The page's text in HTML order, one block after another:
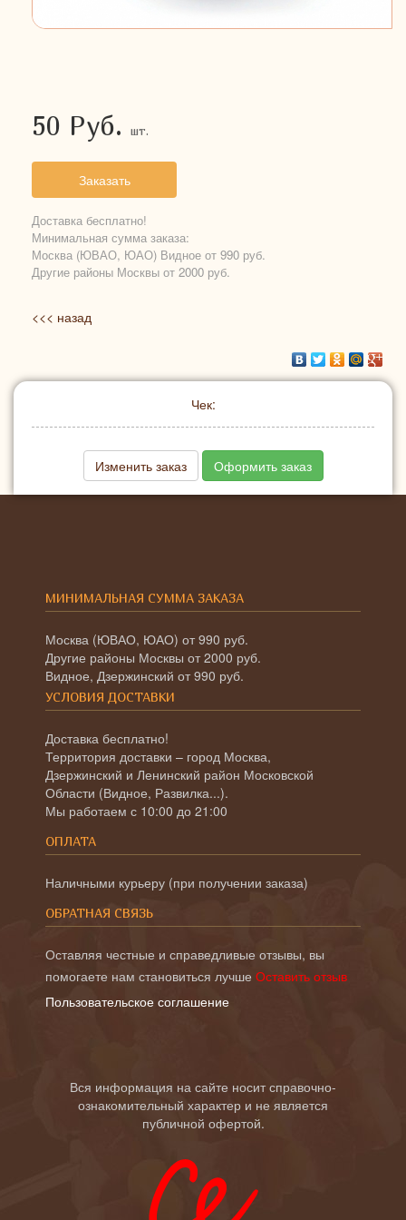
50 Руб. шт.
Заказать
Доставка бесплатно!
Минимальная сумма заказа:
Москва (ЮВАО, ЮАО) Видное от 990 руб.
Другие районы Москвы от 2000 руб.
<<< назад
Чек:
Изменить заказ Оформить заказ
МИНИМАЛЬНАЯ СУММА ЗАКАЗА
Москва (ЮВАО, ЮАО) от 990 руб.
Другие районы Москвы от 2000 руб.
Видное, Дзержинский от 990 руб.
УСЛОВИЯ ДОСТАВКИ
Доставка бесплатно!
Территория доставки – город Москва,
Дзержинский и Ленинский район Московской
Области (Видное, Развилка...).
Мы работаем с 10:00 до 21:00
ОПЛАТА
Наличными курьеру (при получении заказа)
ОБРАТНАЯ СВЯЗЬ
Оставляя честные и справедливые отзывы, вы
помогаете нам становиться лучше Оставить отзыв
Пользовательское соглашение
Вся информация на сайте носит справочно-
ознакомительный характер и не является
публичной офертой.